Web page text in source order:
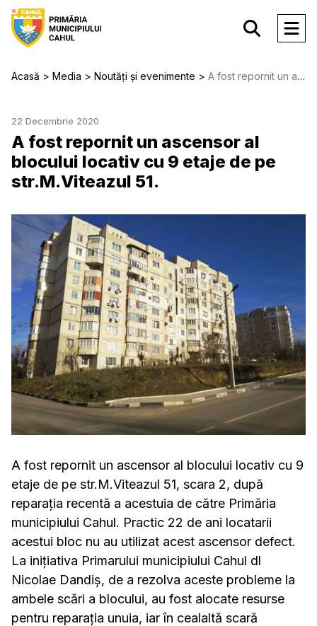
Acasă Media Noutăți și evenimente A fost repornit un ascensor al blocului locativ cu 9 etaje de pe str.M.Viteazul 51.
22 Decembrie 2020
A fost repornit un ascensor al
blocului locativ cu 9 etaje de pe
str.M.Viteazul 51.
A fost repornit un ascensor al blocului locativ cu 9
etaje de pe str.M.Viteazul 51, scara 2, după
reparația recentă a acestuia de către Primăria
municipiului Cahul. Practic 22 de ani locatarii
acestui bloc nu au utilizat acest ascensor defect.
La inițiativa Primarului municipiului Cahul dl
Nicolae Dandiș, de a rezolva aceste probleme la
ambele scări a blocului, au fost alocate resurse
pentru reparația unuia, iar în cealaltă scară